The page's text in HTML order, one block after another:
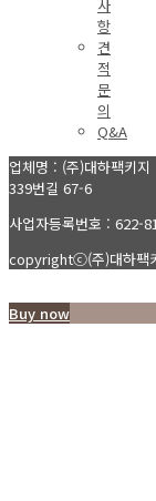
사
항
견
적
문
의
Q&A
업체명 : (주)대하팩키
339번길 67-6
사업자등록번호 :
copyrightⓒ(주)대하팩
Buy now